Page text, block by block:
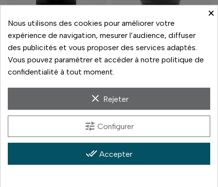
Sony
SONY FE 55 F1.8 ZEISS
En stock
Leica
LEICA SL 35 F/2 APO
SUMMICRON
En stock
×
Nous utilisons des cookies pour améliorer votre
expérience de navigation, mesurer l’audience, diffuser
des publicités et vous proposer des services adaptés.
Vous pouvez paramétrer et accéder à notre politique de
confidentialité à tout moment.
clear Rejeter
tune Configurer
done_all Accepter